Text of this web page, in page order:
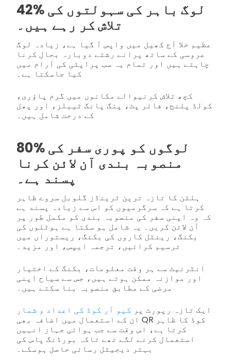
42% لوگ باہر کی سہولتوں کی
تلاش کر رہے ہیں۔
عظیم خلا آج کھیل میں واپس آ گیا ہے، زیادہ لوگ
عروسی کے ساتھ پرانے رشتے دوبارہ بحال کرنا
چاہتے ہیں اور تمام یہ سب پراپٹی کی آرام میں
کیا جاسکتا ہے۔
کچھ تلاش کرنیوالے مکانوں میں گرم پاؤری،
کولڈ پلنج، فائر پٹ، پنگ پانگ ٹیبلز، اور پھل
کے درخت شامل ہیں۔
80% لوگوں کو پوری سفر کی
منصوبہ بندی آن لائن کرنا
پسند ہے۔
ہلٹن کا تازہ ترین ٹرینڈز گلوبل سروے ظاہر
کرتا ہے کہ سرگرمیوں کو اس سے زیادہ پسند ہے
کہ وہ اپنی سفر کی منصوبہ بندی کو مکمل طور پر
آن لائن کریں۔ یہ شامل ہو سکتا ہے ہوٹلوں کی
بکنگ، رینٹل کاروں کی بکنگ، ریستوراں میں
ترسیم کرائیں، ترجمہ ایپس، اور مزید۔
انٹرنیٹ سے ہر وقت معلومات، بکنگ کے اختیار
اور موازنہ ممکن ہوتے ہیں، جس سے سیاح اپنی
مرضی کے مطابق منصوبہ بنا سکتے ہیں۔
ایک تازہ رپورٹ پر کیو آر کوڈ کی اعداد و شمار
ان کے استعمال میں اضافہ بھی QR کوڈ کا ظاہر
کرتا ہے، اس وقت سے جب ہوائی جہاز انہیں
استعمال کرنے لگے تھے تاکہ بورڈنگ پاس کی
بہتر دیجیٹل رسائی حاصل ہوسکے۔